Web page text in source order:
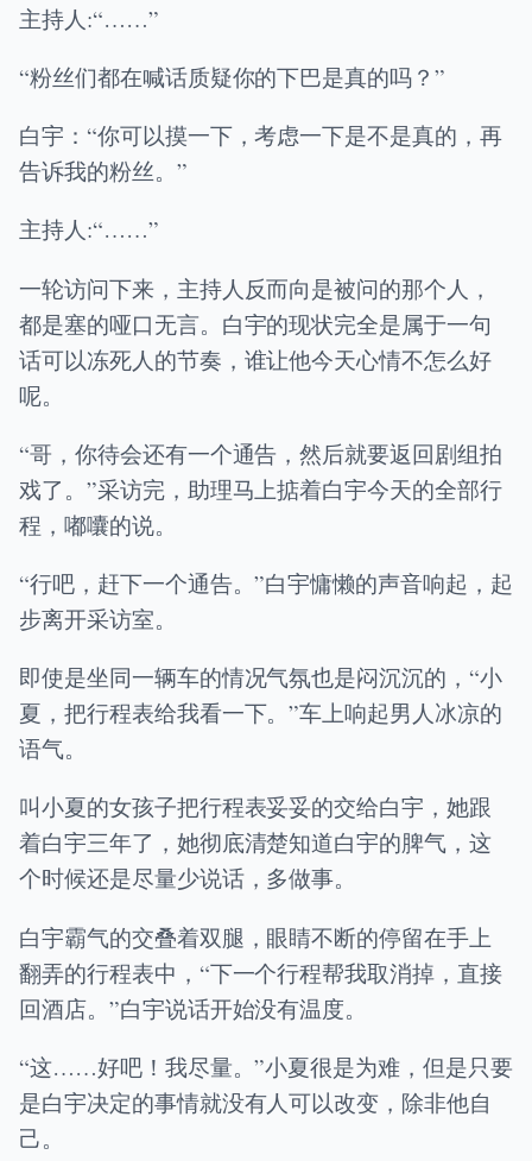
主持人:“……”
“粉丝们都在喊话质疑你的下巴是真的吗？”
白宇：“你可以摸一下，考虑一下是不是真的，再
告诉我的粉丝。”
主持人:“……”
一轮访问下来，主持人反而向是被问的那个人，
都是塞的哑口无言。白宇的现状完全是属于一句
话可以冻死人的节奏，谁让他今天心情不怎么好
呢。
“哥，你待会还有一个通告，然后就要返回剧组拍
戏了。”采访完，助理马上掂着白宇今天的全部行
程，嘟囔的说。
“行吧，赶下一个通告。”白宇慵懒的声音响起，起
步离开采访室。
即使是坐同一辆车的情况气氛也是闷沉沉的，“小
夏，把行程表给我看一下。”车上响起男人冰凉的
语气。
叫小夏的女孩子把行程表妥妥的交给白宇，她跟
着白宇三年了，她彻底清楚知道白宇的脾气，这
个时候还是尽量少说话，多做事。
白宇霸气的交叠着双腿，眼睛不断的停留在手上
翻弄的行程表中，“下一个行程帮我取消掉，直接
回酒店。”白宇说话开始没有温度。
“这……好吧！我尽量。”小夏很是为难，但是只要
是白宇决定的事情就没有人可以改变，除非他自
己。